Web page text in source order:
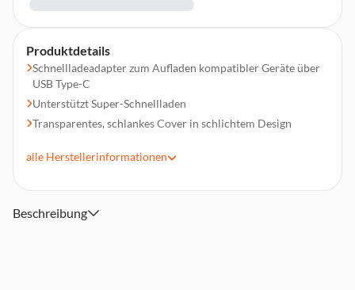
Produktdetails
Schnellladeadapter zum Aufladen kompatibler Geräte über
USB Type-C
Unterstützt Super-Schnellladen
Transparentes, schlankes Cover in schlichtem Design
Schutz des Rahmens und der Rückseite vor Kratzern und
Beschädigungen
alle Herstellerinformationen
Beschreibung